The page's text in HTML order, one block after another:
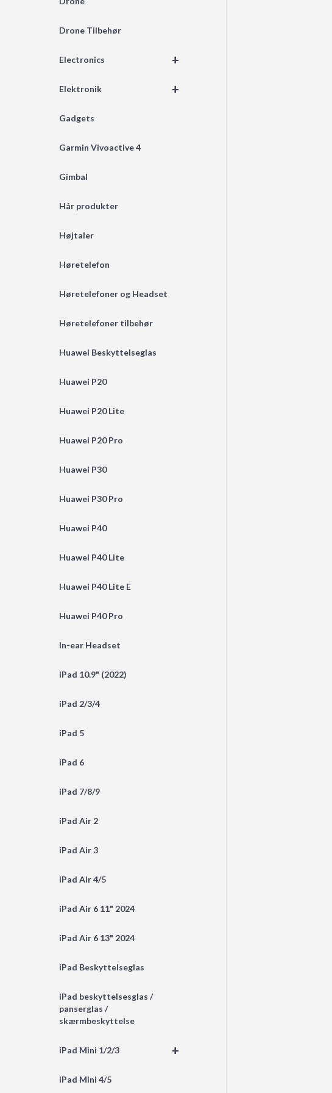
Drone Tilbehør
+
Electronics
+
Elektronik
Gadgets
Garmin Vivoactive 4
Gimbal
Hår produkter
Højtaler
Høretelefon
Høretelefoner og Headset
Høretelefoner tilbehør
Huawei Beskyttelseglas
Huawei P20
Huawei P20 Lite
Huawei P20 Pro
Huawei P30
Huawei P30 Pro
Huawei P40
Huawei P40 Lite
Huawei P40 Lite E
Huawei P40 Pro
In-ear Headset
iPad 10.9" (2022)
iPad 2/3/4
iPad 5
iPad 6
iPad 7/8/9
iPad Air 2
iPad Air 3
iPad Air 4/5
iPad Air 6 11" 2024
iPad Air 6 13" 2024
iPad Beskyttelseglas
iPad beskyttelsesglas /
panserglas /
skærmbeskyttelse
+
iPad Mini 1/2/3
iPad Mini 4/5